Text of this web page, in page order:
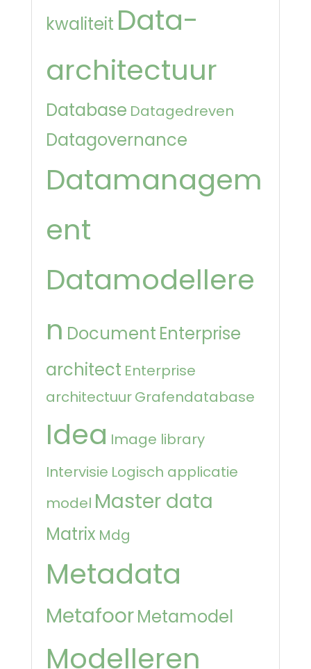
kwaliteit Data-
architectuur
Database Datagedreven
Datagovernance
Datamanagem
ent
Datamodellere
n Document Enterprise
architect Enterprise
architectuurGrafendatabase
Idea Image library
Intervisie Logisch applicatie
model Master data
Matrix Mdg
Metadata
MetafoorMetamodel
Modelleren